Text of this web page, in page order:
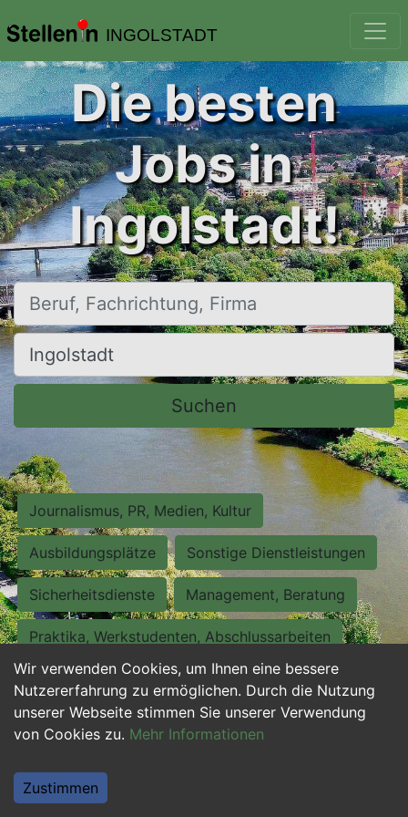
INGOLSTADT
Wir verwenden Cookies, um Ihnen eine bessere
Nutzererfahrung zu ermöglichen. Durch die Nutzung
unserer Webseite stimmen Sie unserer Verwendung
von Cookies zu. Mehr Informationen
Zustimmen
Die besten
Jobs in
Ingolstadt!
Beruf, Fachrichtung, Firma
Ort, Stadt
Suchen
Journalismus, PR, Medien, Kultur
Ausbildungsplätze Sonstige Dienstleistungen
Sicherheitsdienste Management, Beratung
Praktika, Werkstudenten, Abschlussarbeiten
Personalwesen Assistenz, Sekretariat
Hilfskräfte, Aushilfs- und Nebenjobs
Weiterbildung, Studium, duale Ausbildung